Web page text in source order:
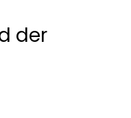
der